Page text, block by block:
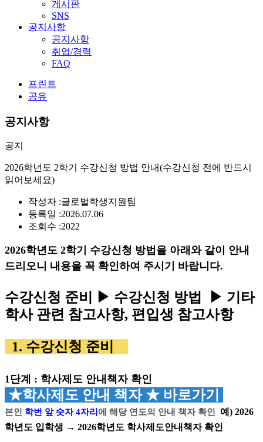
게시판
SNS
공지사항
공지사항
취업/경력
FAQ
프린트
공유
공지사항
공지
2026학년도 2학기 수강신청 방법 안내(수강신청 전에 반드시
읽어보세요)
작성자 :글로벌학생지원팀
등록일 :2026.07.06
조회수 :2022
2026학년도 2학기 수강신청 방법을 아래와 같이 안내
드리오니 내용을 꼭 확인하여 주시기 바랍니다.
수강신청 준비 ▶ 수강신청 방법 ▶ 기타
학사 관련 참고사항, 편입생 참고사항
1. 수강신청 준비
1단계 : 학사제도 안내책자 확인
★학사제도 안내 책자 ★ 바로가기
본인 학번 앞 숫자4자리 에 해당 연도의 안내 책자 확인 예) 2026
학년도 입학생 → 2026학년도 학사제도안내책자 확인